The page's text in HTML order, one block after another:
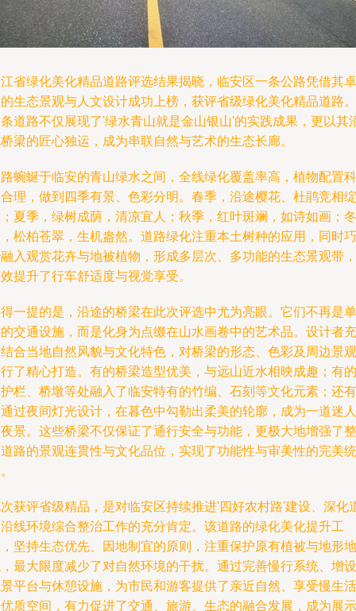
省绿化美化精品道路评选结果揭晓，临安区一条公路凭借其卓
生态景观与人文设计成功上榜，获评省级绿化美化精品道路。
道路不仅展现了'绿水青山就是金山银山'的实践成果，更以其
梁的匠心独运，成为串联自然与艺术的生态长廊。
蜿蜒于临安的青山绿水之间，全线绿化覆盖率高，植物配置科
理，做到四季有景、色彩分明。春季，沿途樱花、杜鹃竞相绽
夏季，绿树成荫，清凉宜人；秋季，红叶斑斓，如诗如画；冬
松柏苍翠，生机盎然。道路绿化注重本土树种的应用，同时巧
入观赏花卉与地被植物，形成多层次、多功能的生态景观带，
提升了行车舒适度与视觉享受。
一提的是，沿途的桥梁在此次评选中尤为亮眼。它们不再是单
交通设施，而是化身为点缀在山水画卷中的艺术品。设计者充
合当地自然风貌与文化特色，对桥梁的形态、色彩及周边景观
了精心打造。有的桥梁造型优美，与远山近水相映成趣；有的
栏、桥墩等处融入了临安特有的竹编、石刻等文化元素；还有
过夜间灯光设计，在暮色中勾勒出柔美的轮廓，成为一道迷人
景。这些桥梁不仅保证了通行安全与功能，更极大地增强了整
路的景观连贯性与文化品位，实现了功能性与审美性的完美统
获评省级精品，是对临安区持续推进'四好农村路'建设、深化
线环境综合整治工作的充分肯定。该道路的绿化美化提升工
坚持生态优先、因地制宜的原则，注重保护原有植被与地形地
最大限度减少了对自然环境的干扰。通过完善慢行系统、增设
平台与休憩设施，为市民和游客提供了亲近自然、享受慢生活
质空间，有力促进了交通、旅游、生态的融合发展，成为展示